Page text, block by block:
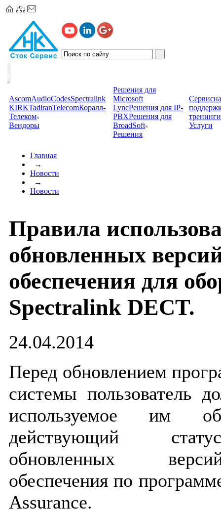
AscomAudioCodesSpectralink
KIRKTadiranTelecomКоралл-
Телеком
Вендоры
Решения для
Microsoft
LyncРешения для IP-
PBXРешения для
BroadSoft
Решения
тренинги
Услуги
Главная
→
Новости
→
Новости
Правила
обновленных
обеспечения для
Spectralink DECT.
24.04.2014
Перед обновлением
системы пользователь
используемое им
действующий
обновленных
обеспечения по
Assurance.